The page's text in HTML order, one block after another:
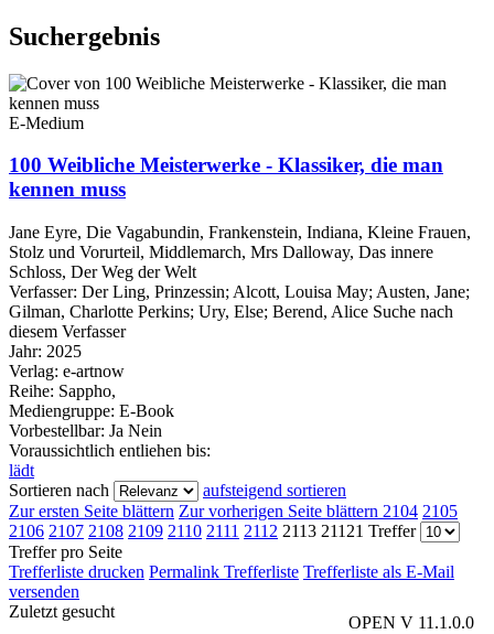
Suchergebnis
E-Medium
100 Weibliche Meisterwerke - Klassiker, die man
kennen muss
Jane Eyre, Die Vagabundin, Frankenstein, Indiana, Kleine Frauen,
Stolz und Vorurteil, Middlemarch, Mrs Dalloway, Das innere
Schloss, Der Weg der Welt
Verfasser: Der Ling, Prinzessin; Alcott, Louisa May; Austen, Jane;
Gilman, Charlotte Perkins; Ury, Else; Berend, Alice Suche nach
diesem Verfasser
Jahr: 2025
Verlag: e-artnow
Reihe: Sappho,
Mediengruppe: E-Book
Vorbestellbar: Ja Nein
Voraussichtlich entliehen bis:
lädt
Sortieren nach
aufsteigend sortieren
Zur ersten Seite blättern Zur vorherigen Seite blättern 2104 2105
2106 2107 2108 2109 2110 2111 2112 2113 21121 Treffer
Treffer pro Seite
Trefferliste drucken Permalink Trefferliste Trefferliste als E-Mail
versenden
OPEN V 11.1.0.0
Zuletzt gesucht